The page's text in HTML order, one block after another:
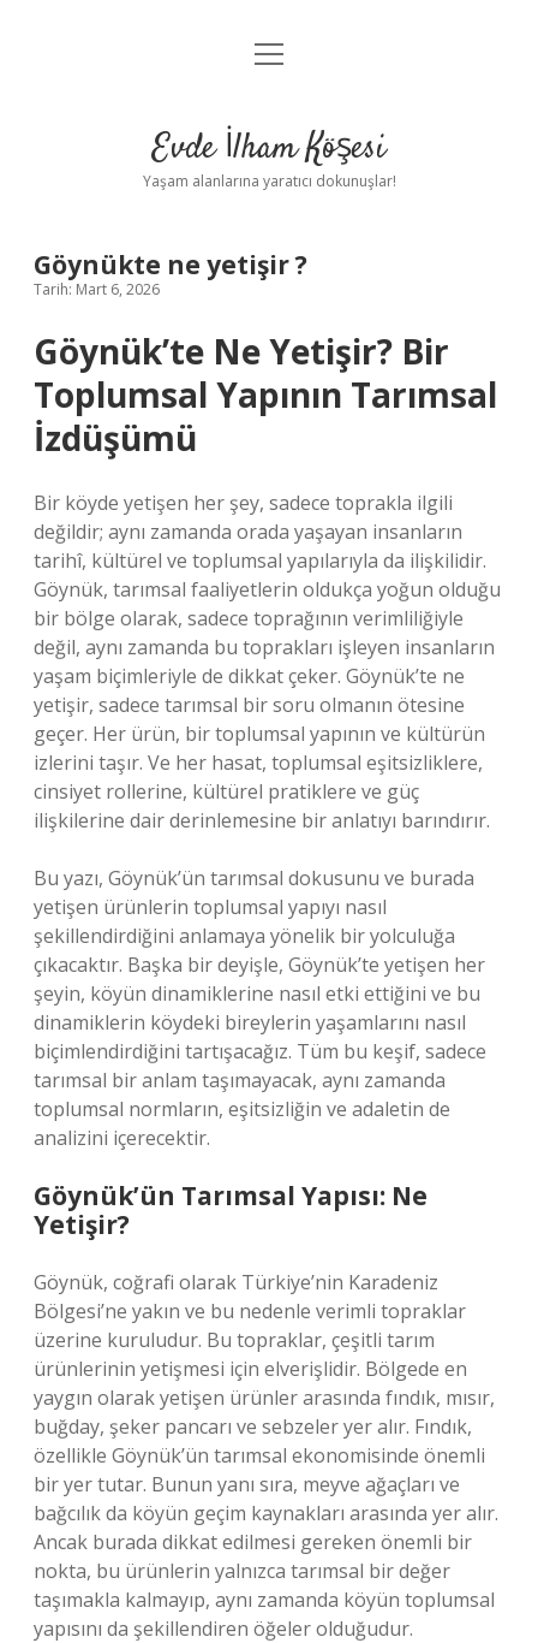
Anasayfa
Yasal Uyarı
menüyü
Evde İlham Köşesi
Yaşam alanlarına yaratıcı dokunuşlar!
Göynükte ne yetişir ?
Tarih: Mart 6, 2026
Göynük’te Ne Yetişir? Bir
Toplumsal Yapının Tarımsal
İzdüşümü
Bir köyde yetişen her şey, sadece toprakla ilgili
değildir; aynı zamanda orada yaşayan insanların
tarihî, kültürel ve toplumsal yapılarıyla da ilişkilidir.
Göynük, tarımsal faaliyetlerin oldukça yoğun olduğu
bir bölge olarak, sadece toprağının verimliliğiyle
değil, aynı zamanda bu toprakları işleyen insanların
yaşam biçimleriyle de dikkat çeker. Göynük’te ne
yetişir, sadece tarımsal bir soru olmanın ötesine
geçer. Her ürün, bir toplumsal yapının ve kültürün
izlerini taşır. Ve her hasat, toplumsal eşitsizliklere,
cinsiyet rollerine, kültürel pratiklere ve güç
ilişkilerine dair derinlemesine bir anlatıyı barındırır.
Bu yazı, Göynük’ün tarımsal dokusunu ve burada
yetişen ürünlerin toplumsal yapıyı nasıl
şekillendirdiğini anlamaya yönelik bir yolculuğa
çıkacaktır. Başka bir deyişle, Göynük’te yetişen her
şeyin, köyün dinamiklerine nasıl etki ettiğini ve bu
dinamiklerin köydeki bireylerin yaşamlarını nasıl
biçimlendirdiğini tartışacağız. Tüm bu keşif, sadece
tarımsal bir anlam taşımayacak, aynı zamanda
toplumsal normların, eşitsizliğin ve adaletin de
analizini içerecektir.
Göynük’ün Tarımsal Yapısı: Ne
Yetişir?
Göynük, coğrafi olarak Türkiye’nin Karadeniz
Bölgesi’ne yakın ve bu nedenle verimli topraklar
üzerine kuruludur. Bu topraklar, çeşitli tarım
ürünlerinin yetişmesi için elverişlidir. Bölgede en
yaygın olarak yetişen ürünler arasında fındık, mısır,
buğday, şeker pancarı ve sebzeler yer alır. Fındık,
özellikle Göynük’ün tarımsal ekonomisinde önemli
bir yer tutar. Bunun yanı sıra, meyve ağaçları ve
bağcılık da köyün geçim kaynakları arasında yer alır.
Ancak burada dikkat edilmesi gereken önemli bir
nokta, bu ürünlerin yalnızca tarımsal bir değer
taşımakla kalmayıp, aynı zamanda köyün toplumsal
yapısını da şekillendiren öğeler olduğudur.